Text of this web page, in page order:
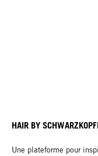
HAIR BY
Une plateforme pour